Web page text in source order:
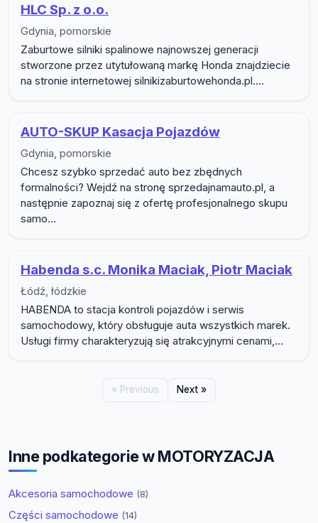
HLC Sp. z o.o.
Gdynia, pomorskie
Zaburtowe silniki spalinowe najnowszej generacji
stworzone przez utytułowaną markę Honda znajdziecie
na stronie internetowej silnikizaburtowehonda.pl....
AUTO-SKUP Kasacja Pojazdów
Gdynia, pomorskie
Chcesz szybko sprzedać auto bez zbędnych
formalności? Wejdź na stronę sprzedajnamauto.pl, a
następnie zapoznaj się z ofertę profesjonalnego skupu
samo...
Habenda s.c. Monika Maciak, Piotr Maciak
Łódź, łódzkie
HABENDA to stacja kontroli pojazdów i serwis
samochodowy, który obsługuje auta wszystkich marek.
Usługi firmy charakteryzują się atrakcyjnymi cenami,...
« Previous Next »
Inne podkategorie w MOTORYZACJA
Akcesoria samochodowe (8)
Części samochodowe (14)